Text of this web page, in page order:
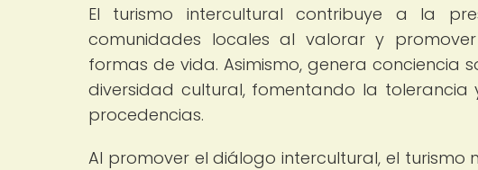
El turismo intercultural contribuye a la
comunidades locales al valorar y
formas de vida. Asimismo, genera
diversidad cultural, fomentando la
procedencias.
Al promover el diálogo intercultural, el turismo